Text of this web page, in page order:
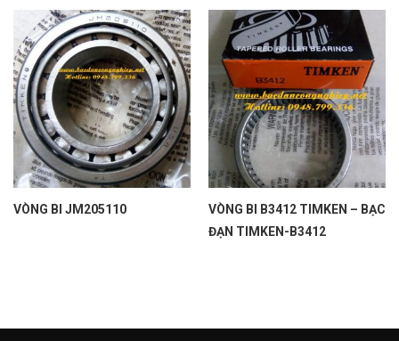
VÒNG BI JM205110
VÒNG BI B3412 TIMKEN – BẠC
ĐẠN TIMKEN-B3412